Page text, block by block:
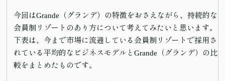
今回はGrande（グランデ）の特徴をおさえながら、持続的な
会員制リゾートのあり方について考えてみたいと思います。
下表は、今まで市場に流通している会員制リゾートで採用さ
れている平均的なビジネスモデルとGrande（グランデ）の比
較をまとめたものです。